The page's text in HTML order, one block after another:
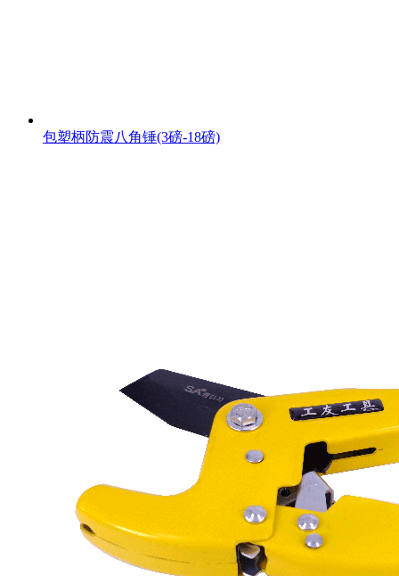
包塑柄防震八角锤(3磅-18磅)